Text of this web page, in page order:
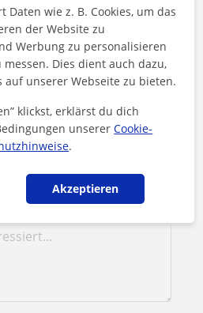
wie z. B. Cookies, um das
der Website zu
Werbung zu personalisieren
Dies dient auch dazu,
auf unserer Webseite zu bieten.
klickst, erklärst du dich
unsererCookie-
.
Akzeptieren